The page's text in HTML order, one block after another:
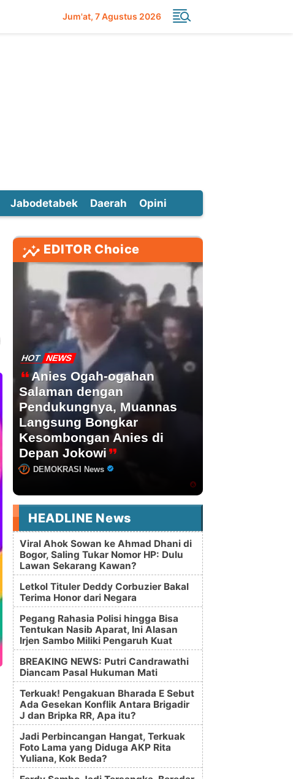
Jum'at 7 Agustus 2026
Jabodetabek Daerah Opini
EDITOR Choice
HOT NEWS
Anies Ogah-ogahan
Salaman dengan
Pendukungnya, Muannas
Langsung Bongkar
Kesombongan Anies di
Depan Jokowi
DEMOKRASI News
HEADLINE News
Viral Ahok Sowan ke Ahmad Dhani di
Bogor, Saling Tukar Nomor HP: Dulu
Lawan Sekarang Kawan?
Letkol Tituler Deddy Corbuzier Bakal
Terima Honor dari Negara
Pegang Rahasia Polisi hingga Bisa
Tentukan Nasib Aparat, Ini Alasan
Irjen Sambo Miliki Pengaruh Kuat
BREAKING NEWS: Putri Candrawathi
Diancam Pasal Hukuman Mati
Terkuak! Pengakuan Bharada E Sebut
Ada Gesekan Konflik Antara Brigadir
J dan Bripka RR, Apa itu?
Jadi Perbincangan Hangat, Terkuak
Foto Lama yang Diduga AKP Rita
Yuliana, Kok Beda?